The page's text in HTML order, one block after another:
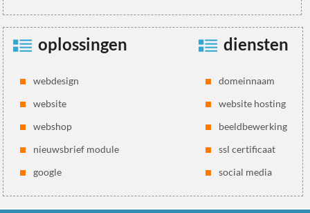
oplossingen
webdesign
website
webshop
nieuwsbrief module
google
diensten
domeinnaam
website hosting
beeldbewerking
ssl certificaat
social media